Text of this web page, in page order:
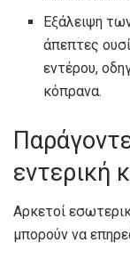
Εξάλειψη
άπεπτες
εντέρου,
κόπρανα.
εντερική
Αρκετοί
μπορούν να